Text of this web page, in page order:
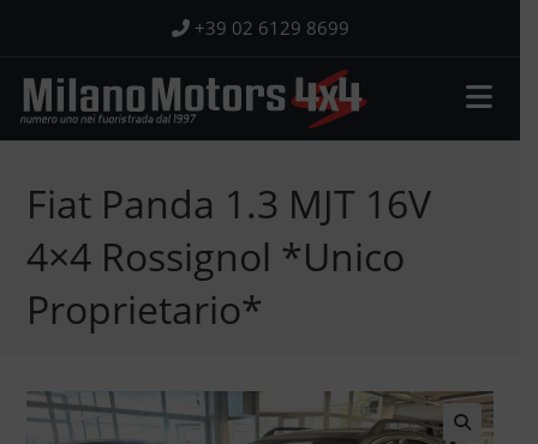
contenuto
+39 02 6129 8699
Fiat Panda 1.3 MJT 16V
4×4 Rossignol *Unico
Proprietario*